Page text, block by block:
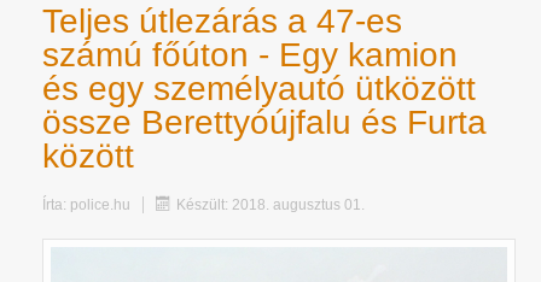
Teljes útlezárás a 47-es
számú főúton - Egy kamion
és egy személyautó ütközött
össze Berettyóújfalu és Furta
között
Írta: police.hu Készült: 2018. augusztus 01.